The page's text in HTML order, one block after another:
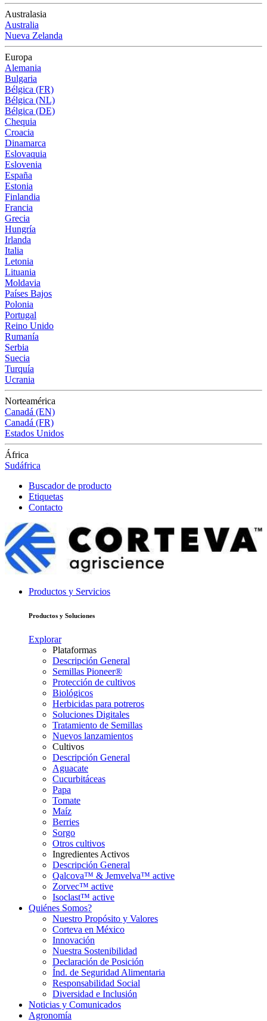
Australasia
Australia
Nueva Zelanda
Europa
Alemania
Bulgaria
Bélgica (FR)
Bélgica (NL)
Bélgica (DE)
Chequia
Croacia
Dinamarca
Eslovaquia
Eslovenia
España
Estonia
Finlandia
Francia
Grecia
Hungría
Irlanda
Italia
Letonia
Lituania
Moldavia
Países Bajos
Polonia
Portugal
Reino Unido
Rumanía
Serbia
Suecia
Turquía
Ucrania
Norteamérica
Canadá (EN)
Canadá (FR)
Estados Unidos
África
Sudáfrica
Buscador de producto
Etiquetas
Contacto
Productos y Servicios
Productos y Soluciones
Explorar
Plataformas
Descripción General
Semillas Pioneer®
Protección de cultivos
Biológicos
Herbicidas para potreros
Soluciones Digitales
Tratamiento de Semillas
Nuevos lanzamientos
Cultivos
Descripción General
Aguacate
Cucurbitáceas
Papa
Tomate
Maíz
Berries
Sorgo
Otros cultivos
Ingredientes Activos
Descripción General
Qalcova™ & Jemvelva™ active
Zorvec™ active
Isoclast™ active
Quiénes Somos?
Nuestro Propósito y Valores
Corteva en México
Innovación
Nuestra Sostenibilidad
Declaración de Posición
Índ. de Seguridad Alimentaria
Responsabilidad Social
Diversidad e Inclusión
Noticias y Comunicados
Agronomía